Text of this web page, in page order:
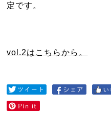
定です。
vol.2はこちらから。